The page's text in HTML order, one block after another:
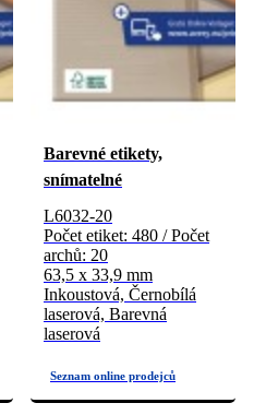
Barevné etikety,
snímatelné
L6032-20
Počet etiket: 480 / Počet
archů: 20
63,5 x 33,9 mm
Inkoustová, Černobílá
laserová, Barevná
laserová